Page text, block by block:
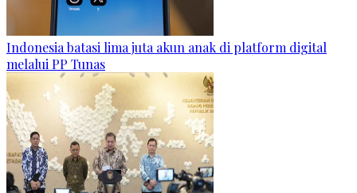
Indonesia batasi lima juta akun anak di platform digital
melalui PP Tunas